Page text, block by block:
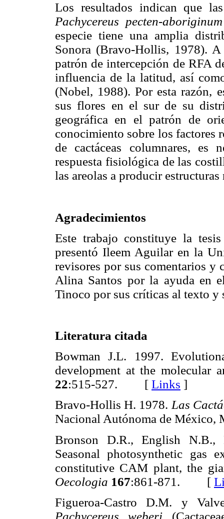
Los resultados indican que
Pachycereus pecten-aboriginum
especie tiene una amplia
Sonora (Bravo-Hollis, 1978).
patrón de intercepción de RFA
influencia de la latitud, así
(Nobel, 1988). Por esta razón,
sus flores en el sur de su
geográfica en el patrón de
conocimiento sobre los factores
de cactáceas columnares, es
respuesta fisiológica de las
las areolas a producir
Agradecimientos
Este trabajo constituye la
presentó Ileem Aguilar en la
revisores por sus comentarios y
Alina Santos por la ayuda en
Tinoco por sus críticas al texto y
Literatura citada
Bowman J.L. 1997.
development at the molecular
22:515-527. [ Links ]
Bravo-Hollis H. 1978.Las
Nacional Autónoma de
Bronson D.R., English
Seasonal photosynthetic gas
constitutive CAM plant, the
Oecologia 167:861-871. [
Figueroa-Castro D.M. y
Pachycereus weberi